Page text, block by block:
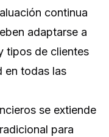
continua
adaptarse a
tipos de clientes
en todas las
se extiende
para